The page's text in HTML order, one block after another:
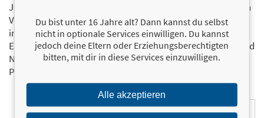
Ja, ich will mit dem kostenlosen Newsletter des FinanzBuch
Verlags über die aktuellen Trends im Finanzbereich
informiert bleiben.
Einmal pro Monat landen die aktuellsten Entwicklungen und
Neuerscheinungen via Newsletter direkt in Ihrem E-Mail-
Postfach.
Du bist unter 16 Jahre alt? Dann kannst du selbst
nicht in optionale Services einwilligen. Du kannst
jedoch deine Eltern oder Erziehungsberechtigten
bitten, mit dir in diese Services einzuwilligen.
Alle akzeptieren